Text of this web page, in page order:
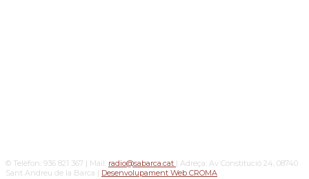
© Telèfon: 936 821 367 | Mail: radio@sabarca.cat | Adreça: Av Constitució 24, 08740
Sant Andreu de la Barca | Desenvolupament Web CROMA